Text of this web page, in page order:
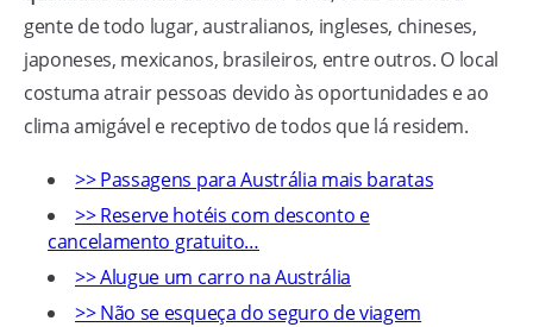
gente de todo lugar, australianos, ingleses, chineses,
japoneses, mexicanos, brasileiros, entre outros. O local
costuma atrair pessoas devido às oportunidades e ao
clima amigável e receptivo de todos que lá residem.
>> Passagens para Austrália mais baratas
>> Reserve hotéis com desconto e
cancelamento gratuito…
>> Alugue um carro na Austrália
>> Não se esqueça do seguro de viagem